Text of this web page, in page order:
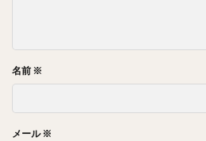
名前 ※
メール※